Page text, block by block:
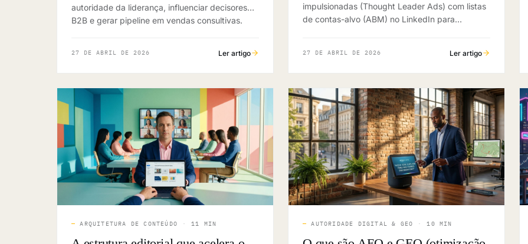
autoridade da liderança, influenciar decisores
B2B e gerar pipeline em vendas consultivas.
27 DE ABRIL DE 2026 Ler artigo
impulsionadas (Thought Leader Ads) com listas
de contas-alvo (ABM) no LinkedIn para
27 DE ABRIL DE 2026 Ler artigo
—ARQUITETURA DE CONTEÚDO · 11 MIN —AUTORIDADE DIGITAL & GEO · 10 MIN